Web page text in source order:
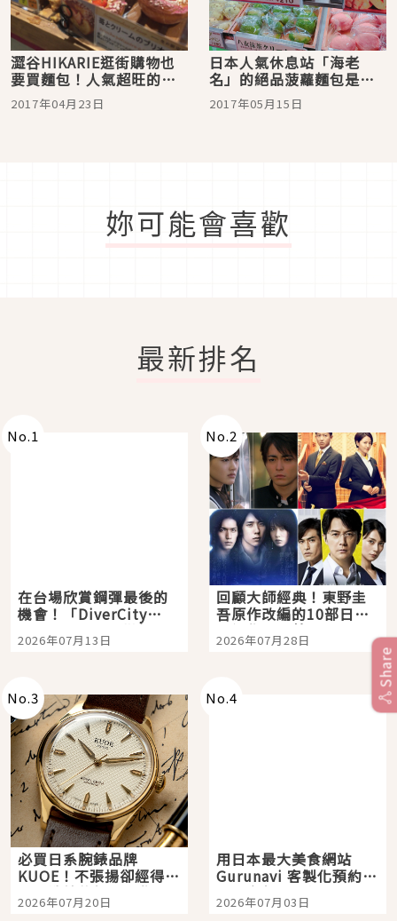
澀谷HIKARIE逛街購物也
要買麵包！人氣超旺的美
味麵包店「LE PAIN」
2017年04月23日
日本人氣休息站「海老
名」的絕品菠蘿麵包是自
駕者必吃美食！
2017年05月15日
妳可能會喜歡
最新排名
No.1
在台場欣賞鋼彈最後的
機會！「DiverCity
Tokyo Plaza」搭船、
購物、美食及夜景，一
2026年07月13日
No.2
回顧大師經典！東野圭
吾原作改編的10部日本
影視作品推薦
2026年07月28日
No.3
必買日系腕錶品牌
KUOE！不張揚卻經得起
時間洗鍊的經典之作五
選
2026年07月20日
No.4
用日本最大美食網站
Gurunavi 客製化預約九
大都市餐廳，打造專屬
美食體驗！
2026年07月03日
Share